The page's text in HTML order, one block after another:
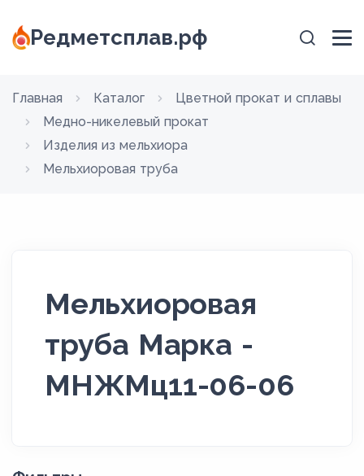
Редметсплав.рф
Главная Каталог
Цветной прокат и сплавы
Медно-никелевый прокат
Изделия из мельхиора
Мельхиоровая труба
Мельхиоровая
труба Марка -
МНЖМц11-06-06